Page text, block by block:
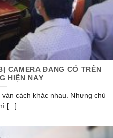
CAMERA ĐANG CÓ TRÊN
HIỆN NAY
cách khác nhau. Nhưng chủ
[...]